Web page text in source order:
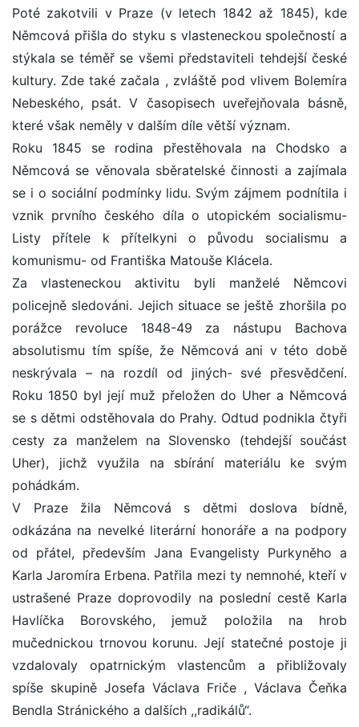
Poté zakotvili v Praze (v letech 1842 až 1845), kde
Němcová přišla do styku s vlasteneckou společností a
stýkala se téměř se všemi představiteli tehdejší české
kultury. Zde také začala , zvláště pod vlivem Bolemíra
Nebeského, psát. V časopisech uveřejňovala básně,
které však neměly v dalším díle větší význam.
Roku 1845 se rodina přestěhovala na Chodsko a
Němcová se věnovala sběratelské činnosti a zajímala
se i o sociální podmínky lidu. Svým zájmem podnítila i
vznik prvního českého díla o utopickém socialismu-
Listy přítele k přítelkyni o původu socialismu a
komunismu- od Františka Matouše Klácela.
Za vlasteneckou aktivitu byli manželé Němcovi
policejně sledováni. Jejich situace se ještě zhoršila po
porážce revoluce 1848-49 za nástupu Bachova
absolutismu tím spíše, že Němcová ani v této době
neskrývala – na rozdíl od jiných- své přesvědčení.
Roku 1850 byl její muž přeložen do Uher a Němcová
se s dětmi odstěhovala do Prahy. Odtud podnikla čtyři
cesty za manželem na Slovensko (tehdejší součást
Uher), jichž využila na sbírání materiálu ke svým
pohádkám.
V Praze žila Němcová s dětmi doslova bídně,
odkázána na nevelké literární honoráře a na podpory
od přátel, především Jana Evangelisty Purkyněho a
Karla Jaromíra Erbena. Patřila mezi ty nemnohé, kteří v
ustrašené Praze doprovodily na poslední cestě Karla
Havlíčka Borovského, jemuž položila na hrob
mučednickou trnovou korunu. Její statečné postoje ji
vzdalovaly opatrnickým vlastencům a přibližovaly
spíše skupině Josefa Václava Friče , Václava Čeňka
Bendla Stránického a dalších ,,radikálů“.